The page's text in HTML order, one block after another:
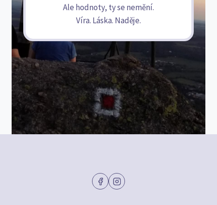
Ale hodnoty, ty se nemění.
Víra. Láska. Naděje.